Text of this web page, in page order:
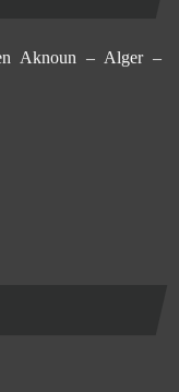
Aknoun – Alger –